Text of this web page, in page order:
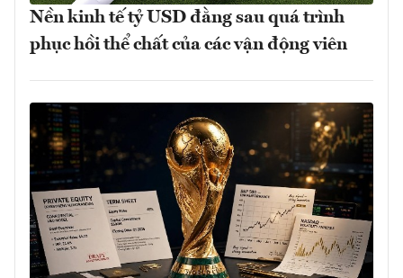
Nền kinh tế tỷ USD đằng sau quá trình
phục hồi thể chất của các vận động viên